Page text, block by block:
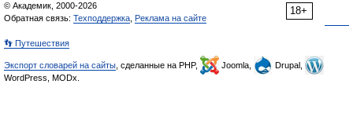
18+
© Академик, 2000-2026
Обратная связь: Техподдержка Реклама на сайте
👣 Путешествия
Экспорт словарей на сайты , сделанные на PHP, Joomla,
Drupal,
WordPress, MODx.